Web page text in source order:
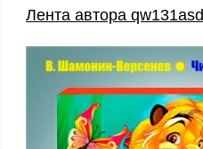
Лента автора qw131asd